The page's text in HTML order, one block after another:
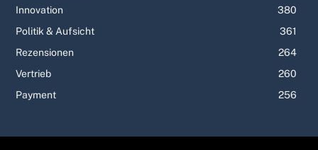
Innovation
380
Politik & Aufsicht
361
Rezensionen
264
Vertrieb
260
Payment
256